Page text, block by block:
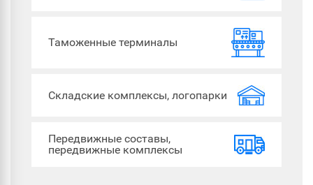
Таможенные терминалы
Складские комплексы, логопарки
Передвижные составы,
передвижные комплексы